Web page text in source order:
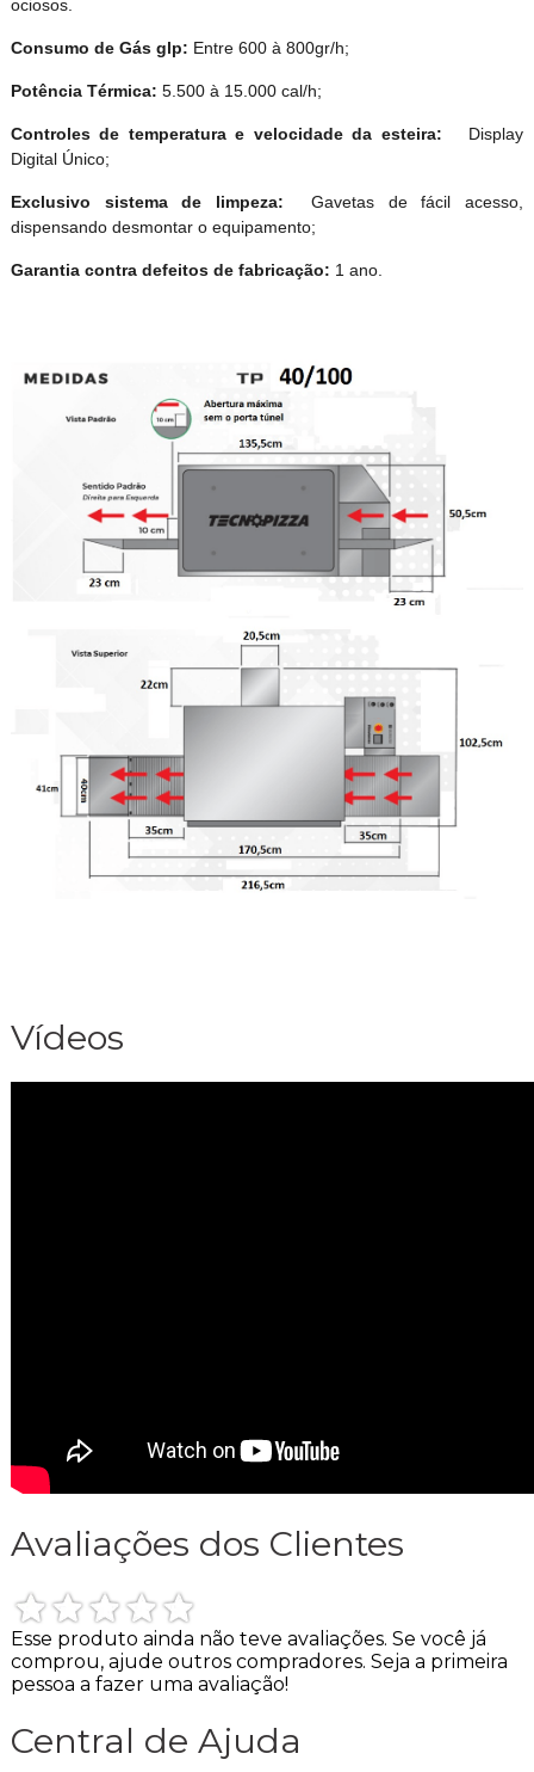
ociosos.
Consumo de Gás glp: Entre 600 à 800gr/h;
Potência Térmica: 5.500 à 15.000 cal/h;
Controles de temperaturae velocidade da esteira: Display
Digital Único;
Exclusivo sistema de limpeza: Gavetas de fácil acesso,
dispensando desmontar o equipamento;
Garantia contra defeitos de fabricação: 1 ano.
Vídeos
Avaliações dos Clientes
Esse produto ainda não teve avaliações. Se você j
comprou, ajude outros compradores. Seja a primeira
pessoa a fazer uma avaliação!
Central de Ajuda